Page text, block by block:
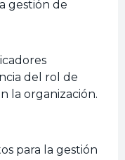
gestión de
del rol de
la organización.
para la gestión